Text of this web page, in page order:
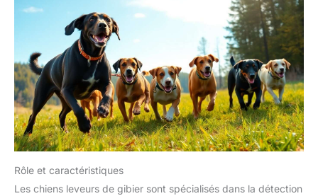
Rôle et caractéristiques
Les chiens leveurs de gibier sont spécialisés dans la détection